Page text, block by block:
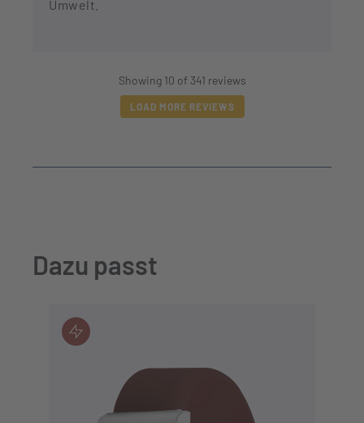
Umwelt.
Showing 10 of 341 reviews
LOAD MORE REVIEWS
Dazu passt